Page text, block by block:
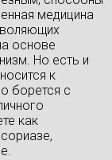
медицина
основе
Но есть и
к
борется с
как